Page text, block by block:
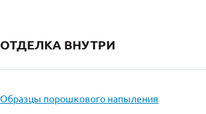
ОТДЕЛКА ВНУТРИ
Образцы порошкового напыления